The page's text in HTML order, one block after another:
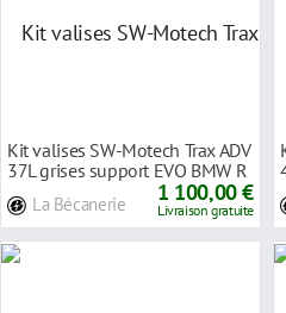
Kit valises SW-Motech Trax ADV
37L grises support EVO BMW R
La Bécanerie 1 100,00 €
Livraison gratuite